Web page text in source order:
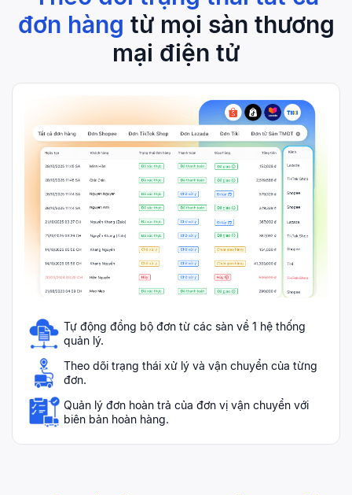
đơn hàng từ mọi sàn thương
mại điện tử
Tự động đồng bộ đơn từ các sàn về 1 hệ thống
quản lý.
Theo dõi trạng thái xử lý và vận chuyển của từng
đơn.
Quản lý đơn hoàn trả của đơn vị vận chuyển với
biên bản hoàn hàng.